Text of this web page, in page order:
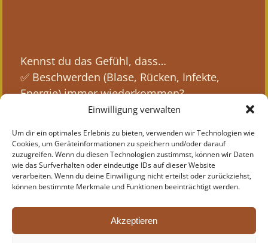
Einwilligung verwalten
Um dir ein optimales Erlebnis zu bieten, verwenden wir Technologien wie
Cookies, um Geräteinformationen zu speichern und/oder darauf
zuzugreifen. Wenn du diesen Technologien zustimmst, können wir Daten
wie das Surfverhalten oder eindeutige IDs auf dieser Website
verarbeiten. Wenn du deine Einwilligung nicht erteilst oder zurückziehst,
können bestimmte Merkmale und Funktionen beeinträchtigt werden.
Akzeptieren
Kennst du das Gefühl, dass…
✅ Beschwerden (Blase, Rücken, Infekte,
Energie) immer wiederkommen?
✅ du schnell gereizt oder überreizt bist?
rutschen?
✅ klassische Behandlungen nur kurz helfen?
✅ du funktionierst, aber innerlich instabil
bist?
Wenn du da genickt hast:
Dann brauchst du kein weiteres „Probier das
mal“. Sondern ein System, das dir erklärt,